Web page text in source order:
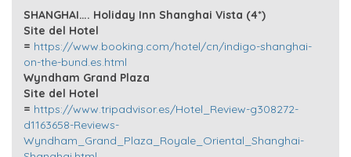
SHANGHAI…. Holiday Inn Shanghai Vista (4*)
Site del Hotel
= https://www.booking.com/hotel/cn/indigo-shanghai-
on-the-bund.es.html
Wyndham Grand Plaza
Site del Hotel
= https://www.tripadvisor.es/Hotel_Review-g308272-
d1163658-Reviews-
Wyndham_Grand_Plaza_Royale_Oriental_Shanghai-